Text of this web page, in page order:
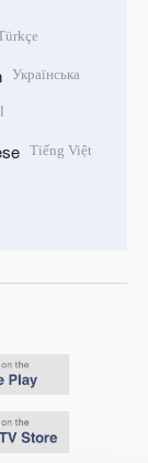
Українська
Tiếng Việt